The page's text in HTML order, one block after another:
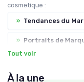
cosmetique :
» Tendances du
» Portraits de
» Influenceurs et
Tout voir
À la une